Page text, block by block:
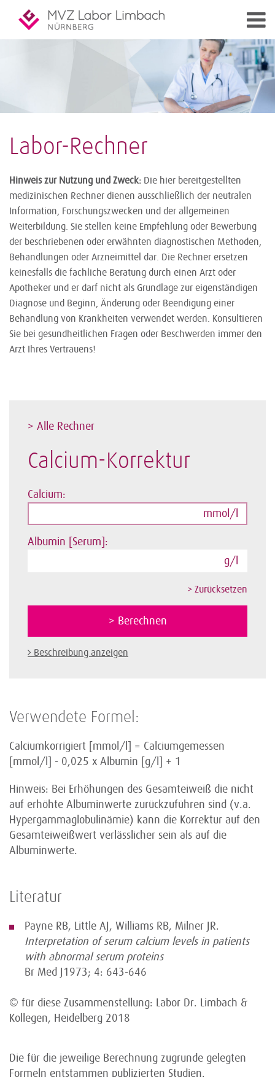
Labor-Rechner
Hinweis zur Nutzung und Zweck: Die hier bereitgestellten
medizinischen Rechner dienen ausschließlich der neutralen
Information, Forschungszwecken und der allgemeinen
Weiterbildung. Sie stellen keine Empfehlung oder Bewerbung
der beschriebenen oder erwähnten diagnostischen Methoden,
Behandlungen oder Arzneimittel dar. Die Rechner ersetzen
keinesfalls die fachliche Beratung durch einen Arzt oder
Apotheker und er darf nicht als Grundlage zur eigenständigen
Diagnose und Beginn, Änderung oder Beendigung einer
Behandlung von Krankheiten verwendet werden. Konsultieren
Sie bei gesundheitlichen Fragen oder Beschwerden immer den
Arzt Ihres Vertrauens!
> Alle Rechner
Calcium-Korrektur
Calcium:
mmol/l
Albumin [Serum]:
g/l
Beschreibung anzeigen
Verwendete Formel:
Calciumkorrigiert [mmol/l] = Calciumgemessen
[mmol/l] - 0,025 x Albumin [g/l] + 1
Hinweis: Bei Erhöhungen des Gesamteiweiß die nicht
auf erhöhte Albuminwerte zurückzuführen sind (v.a.
Hypergammaglobulinämie) kann die Korrektur auf den
Gesamteiweißwert verlässlicher sein als auf die
Albuminwerte.
Literatur
Payne RB, Little AJ, Williams RB, Milner JR.
Interpretation of serum calcium levels in patients
with abnormal serum proteins
Br Med J1973; 4: 643-646
© für diese Zusammenstellung: Labor Dr. Limbach &
Kollegen, Heidelberg 2018
Die für die jeweilige Berechnung zugrunde gelegten
Formeln entstammen publizierten Studien.